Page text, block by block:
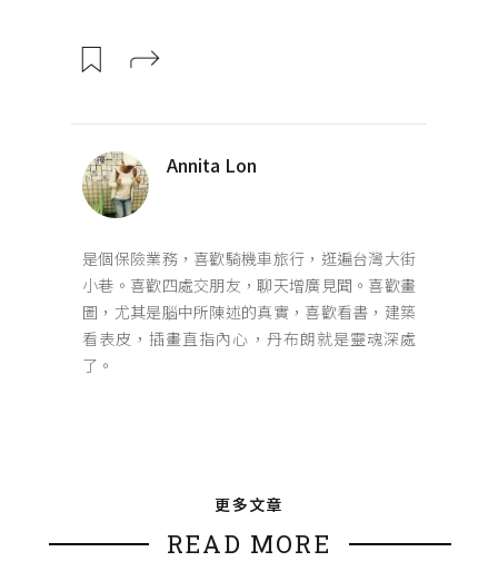
Annita Lon
是個保險業務，喜歡騎機車旅行，逛遍台灣大街
小巷。喜歡四處交朋友，聊天增廣見聞。喜歡畫
圖，尤其是腦中所陳述的真實，喜歡看書，建築
看表皮，插畫直指內心，丹布朗就是靈魂深處
了。
更多文章
READ MORE